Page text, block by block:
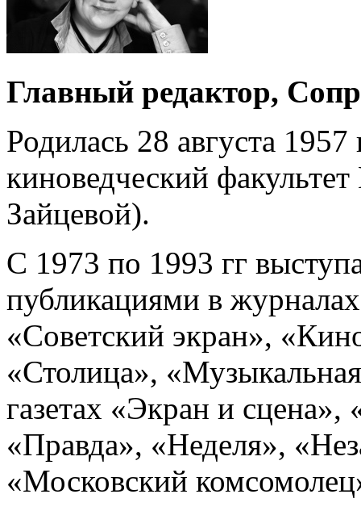
Главный редактор,
Родилась 28 августа
киноведческий
Зайцевой).
С 1973 по 1993 гг
публикациями в
«Советский экран»,
«Столица»,
газетах «Экран и сцена»,
«Правда», «Неделя»,
«Московский